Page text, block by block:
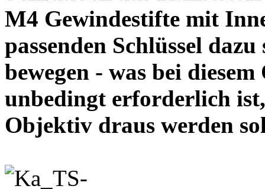
M4 Gewindestifte mit
passenden Schlüssel
bewegen - was bei
unbedingt erforderlich
Objektiv draus